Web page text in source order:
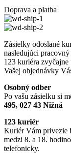
Doprava a platba
Zásielky odoslané
nasledujúci
123 kuriéra
Vašej objednávky
Osobný odber
Po vašu zásielku si
495, 027 43 Nižná
123 kuriér
Kuriér Vám privezie
medzi 8. a 18.
telefonicky.